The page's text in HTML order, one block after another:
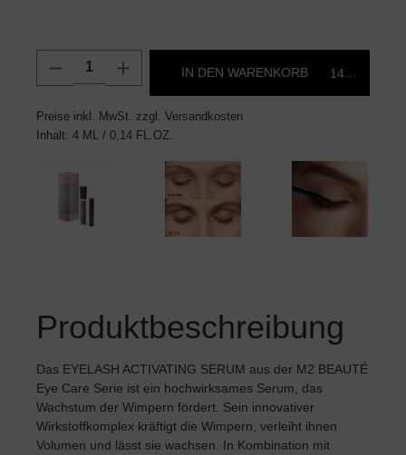
Produkt Anzahl: Gib den gewünschten
IN DEN WARENKORB 145,00 €*
Preise inkl. MwSt. zzgl. Versandkosten
Inhalt: 4 ML / 0,14 FL.OZ.
Produktbeschreibung
Das EYELASH ACTIVATING SERUM aus der M2 BEAUTÉ
Eye Care Serie ist ein hochwirksames Serum, das
Wachstum der Wimpern fördert. Sein innovativer
Wirkstoffkomplex kräftigt die Wimpern, verleiht ihnen
Volumen und lässt sie wachsen. In Kombination mit